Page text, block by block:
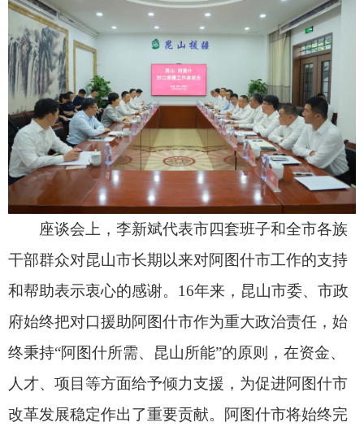
座谈会上，李新斌代表市四套班子和全市各族
干部群众对昆山市长期以来对阿图什市工作的支持
和帮助表示衷心的感谢。16年来，昆山市委、市政
府始终把对口援助阿图什市作为重大政治责任，始
终秉持“阿图什所需、昆山所能”的原则，在资金、
人才、项目等方面给予倾力支援，为促进阿图什市
改革发展稳定作出了重要贡献。阿图什市将始终完
整准确全面贯彻新时代党的治疆方略，坚持把援疆
工作作为阿图什市全局工作的重要组成部分，摆在
突出位置，全力做好服务保障，加大对昆山援疆干
部人才的关心关爱，管好、用好每一个援建项目，
做实、结出更多硕果。
陈丽艳代表昆山市委、市政府向阿图什市一直
以来对昆山发展的鼎力支持、给予前方工作组的关